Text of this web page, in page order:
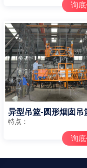
询
异型吊篮-圆形烟囱吊
特点：
询